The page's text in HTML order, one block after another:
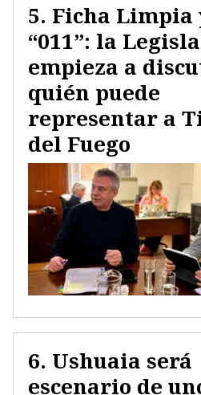
Ficha Limpia
“011”: la
empieza a
quién puede
representar a
del Fuego
Ushuaia será
escenario de